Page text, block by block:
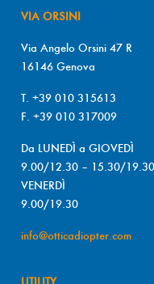
VIA ORSINI
Via Angelo Orsini 47 R
16146 Genova
T. +39 010 315613
F. +39 010 317009
Da LUNEDÌ a GIOVEDÌ
9.00/12.30 – 15.30/19.30
VENERDÌ
9.00/19.30
info@otticadiopter.com